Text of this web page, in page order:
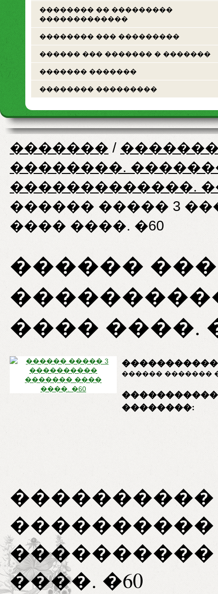
�������� �� ���������
�������������
�������� ��� ���������
������ ��� ������� � �������
������� �������
�������� ���������
������� /
��������.
�������������.
������ ����� 3
���� ����. �60
������
���� ����.
������ �������
��������:
����������
����������
����. �60